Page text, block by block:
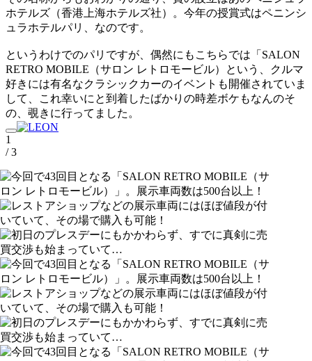
ホテルズ（香港上海ホテルズ社）。今年の授賞式はペニンシ
ュラホテルパリ、なのです。
というわけでのパリですが、偶然にもこちらでは「SALON
RETRO MOBILE（サロン レトロモービル）という、クルマ
好きには有名なクラシックカーのイベントも開催されていま
して、これ幸いにと到着したばかりの時差ボケもなんのそ
の、覗きに行ってました。
1
/ 3